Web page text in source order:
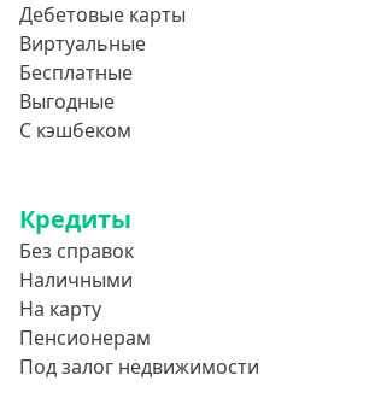
Аполлон займ
Веб-Займ
Лайм Займ
Доброзайм
Дебетовые карты
Виртуальные
Бесплатные
Выгодные
С кэшбеком
Кредиты
Без справок
Наличными
На карту
Пенсионерам
Под залог недвижимости